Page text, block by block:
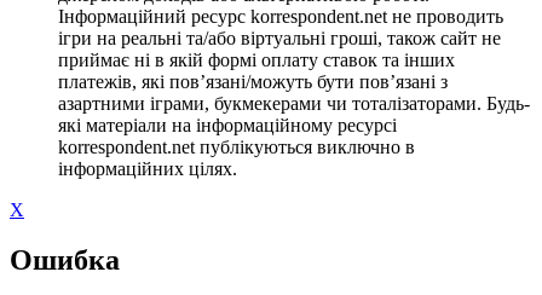
Інформаційний ресурс korrespondent.net не проводить
ігри на реальні та/або віртуальні гроші, також сайт не
приймає ні в якій формі оплату ставок та інших
платежів, які пов’язані/можуть бути пов’язані з
азартними іграми, букмекерами чи тоталізаторами. Будь-
які матеріали на інформаційному ресурсі
korrespondent.net публікуються виключно в
інформаційних цілях.
X
Ошибка